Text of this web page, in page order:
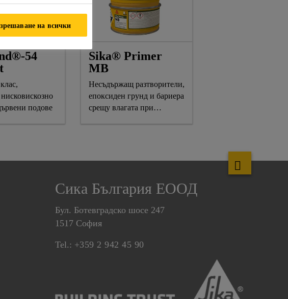
54
подове
Sika® Primer
MB
Несъдържащ разтворители,
епоксиден грунд и бариера
срещу влагата при
Сика България ЕООД
Бул. Ботевградско шосе 247
1517 София
Tel.: +359 2 942 45 90
на всички